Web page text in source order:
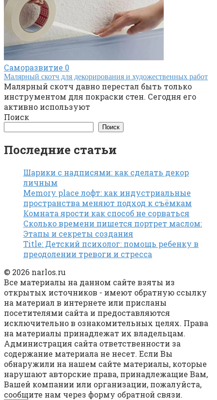
Саморазвитие 0
Малярный скотч для декорирования и художественных работ
Малярный скотч давно перестал быть только
инструментом для покраски стен. Сегодня его
активно используют
Поиск
Поиск
Последние статьи
Шарики с надписями: как сделать декор
личным
Memory place лофт: как индустриальные
пространства меняют подход к съёмкам
Комната ярости как способ не сорваться
Сколько времени пишется портрет маслом:
Этапы и секреты создания
Title: Детский психолог: помощь ребенку в
преодолении тревоги и стресса
© 2026 narlos.ru
Все материалы на данном сайте взяты из
открытых источников - имеют обратную ссылку
на материал в интернете или присланы
посетителями сайта и предоставляются
исключительно в ознакомительных целях. Права
на материалы принадлежат их владельцам.
Администрация сайта ответственности за
содержание материала не несет. Если Вы
обнаружили на нашем сайте материалы, которые
нарушают авторские права, принадлежащие Вам,
Вашей компании или организации, пожалуйста,
сообщите нам через форму обратной связи.